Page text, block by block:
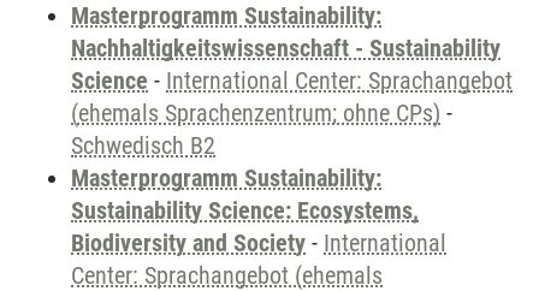
Masterprogramm Sustainability:
Nachhaltigkeitswissenschaft - Sustainability
Science - International Center: Sprachangebot
(ehemals Sprachenzentrum; ohne CPs) -
Schwedisch B2
Masterprogramm Sustainability:
Sustainability Science: Ecosystems,
Biodiversity and Society - International
Center: Sprachangebot (ehemals